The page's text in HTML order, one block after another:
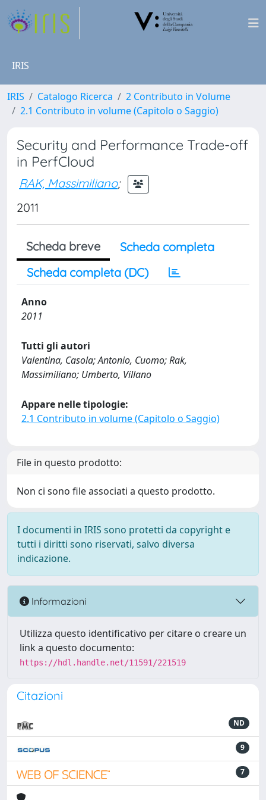
IRIS
IRIS Catalogo Ricerca
2 Contributo in Volume
2.1 Contributo in volume (Capitolo o Saggio)
Security and Performance Trade-off
in PerfCloud
RAK, Massimiliano;
2011
Scheda breve
Scheda completa
Scheda completa (DC)
Anno
2011
Tutti gli autori
Valentina, Casola; Antonio, Cuomo; Rak,
Massimiliano; Umberto, Villano
Appare nelle tipologie:
2.1 Contributo in volume (Capitolo o Saggio)
File in questo prodotto:
Non ci sono file associati a questo prodotto.
I documenti in IRIS sono protetti da copyright e
tutti i diritti sono riservati, salvo diversa
indicazione.
Informazioni
Utilizza questo identificativo per citare o creare un
link a questo documento:
https://hdl.handle.net/11591/221519
Citazioni
ND
9
7